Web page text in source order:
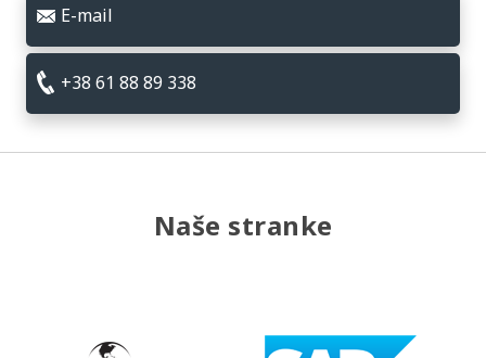
E-mail
+38 61 88 89 338
Naše stranke